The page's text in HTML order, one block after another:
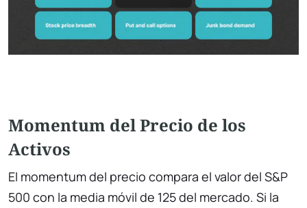
Momentum del Precio de los
Activos
El momentum del precio compara el valor del S&P
500 con la media móvil de 125 del mercado. Si la